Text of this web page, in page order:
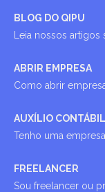
BLOG DO QIPU
Leia nossos
ABRIR EMPRESA
Como abrir
AUXÍLIO CONTÁBIL
Tenho uma
FREELANCER
Sou freelancer ou